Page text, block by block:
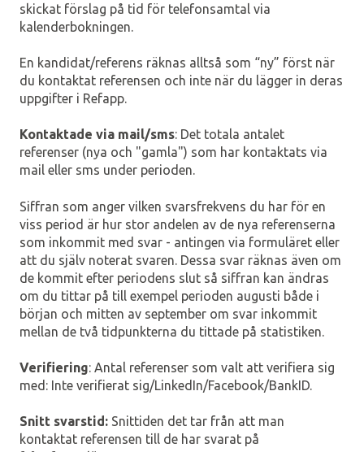
skickat förslag på tid för telefonsamtal via
kalenderbokningen.
En kandidat/referens räknas alltså som “ny” först när
du kontaktat referensen och inte när du lägger in deras
uppgifter i Refapp.
Kontaktade via mail/sms: Det totala antalet
referenser (nya och "gamla") som har kontaktats via
mail eller sms under perioden.
Siffran som anger vilken svarsfrekvens du har för en
viss period är hur stor andelen av de nya referenserna
som inkommit med svar - antingen via formuläret eller
att du själv noterat svaren. Dessa svar räknas även om
de kommit efter periodens slut så siffran kan ändras
om du tittar på till exempel perioden augusti både i
början och mitten av september om svar inkommit
mellan de två tidpunkterna du tittade på statistiken.
Verifiering: Antal referenser som valt att verifiera sig
med: Inte verifierat sig/LinkedIn/Facebook/BankID.
Snitt svarstid: Snittiden det tar från att man
kontaktat referensen till de har svarat på